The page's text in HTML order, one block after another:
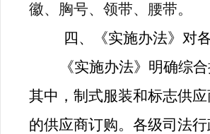
徽、胸号、领带、腰带。
四、《实施办法》对
《实施办法》明确综
其中，制式服装和标志供
的供应商订购。各级司法